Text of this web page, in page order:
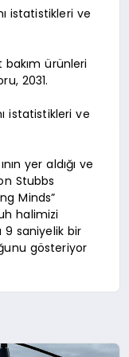
istatistikleri ve
ürünleri
2031.
istatistikleri ve
yer aldığı ve
Stubbs
Minds”
halimizi
9 saniyelik bir
gösteriyor